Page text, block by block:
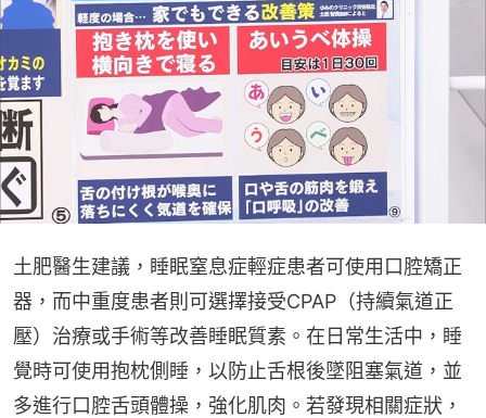
土肥醫生建議，睡眠窒息症輕症患者可使用口腔矯正
器，而中重度患者則可選擇接受CPAP（持續氣道正
壓）治療或手術等改善睡眠質素。在日常生活中，睡
覺時可使用抱枕側睡，以防止舌根後墜阻塞氣道，並
多進行口腔舌頭體操，強化肌肉。若發現相關症狀，